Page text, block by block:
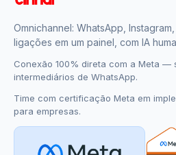
Omnichannel: WhatsApp,
ligações em um painel, com IA
Conexão 100% direta com a Meta —
intermediários de WhatsApp.
Time com certificação Meta em
para empresas.